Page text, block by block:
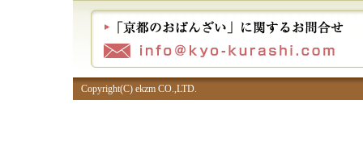
Copyright(C) ekzm CO.,LTD.